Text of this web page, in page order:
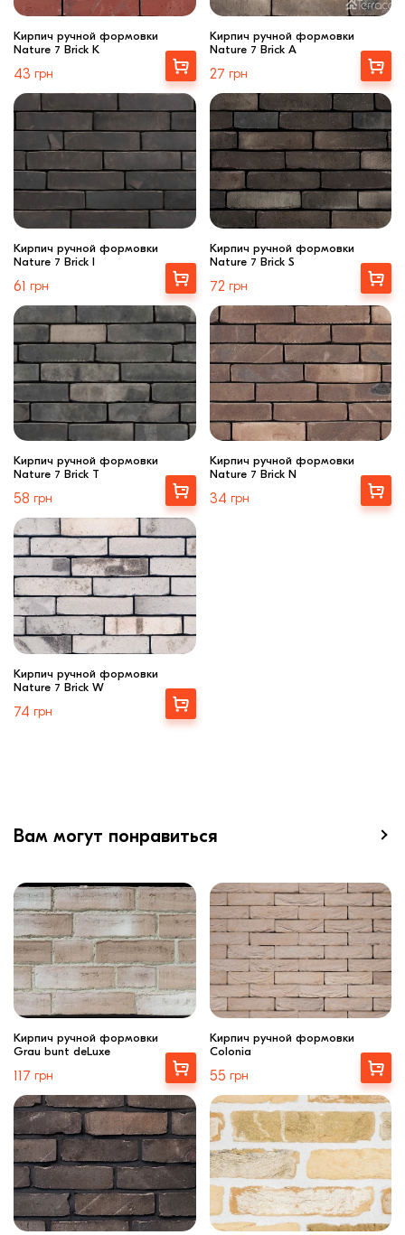
Кирпич ручной формовки
Nature 7 Brick K
43 грн
Выбрать
Кирпич ручной формовки
Nature 7 Brick A
27 грн
Выбрать
Кирпич ручной формовки
Nature 7 Brick I
61 грн
Выбрать
Кирпич ручной формовки
Nature 7 Brick S
72 грн
Выбрать
Кирпич ручной формовки
Nature 7 Brick T
58 грн
Выбрать
Кирпич ручной формовки
Nature 7 Brick N
34 грн
Купити
Кирпич ручной формовки
Nature 7 Brick W
74 грн
Купити
Вам могут понравиться
Кирпич ручной формовки
Grau bunt deLuxe
117 грн
Купити
Кирпич ручной формовки
Colonia
55 грн
Выбрать